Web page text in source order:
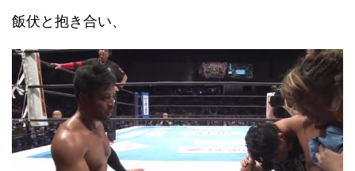
飯伏と抱き合い、